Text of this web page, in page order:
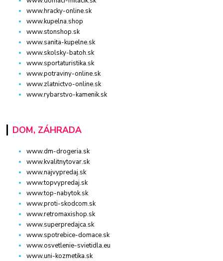
www.hracky-online.sk
www.kupelna.shop
www.stonshop.sk
www.sanita-kupelne.sk
www.skolsky-batoh.sk
www.sportaturistika.sk
www.potraviny-online.sk
www.zlatnictvo-online.sk
www.rybarstvo-kamenik.sk
DOM, ZÁHRADA
www.dm-drogeria.sk
www.kvalitnytovar.sk
www.najvypredaj.sk
www.topvypredaj.sk
www.top-nabytok.sk
www.proti-skodcom.sk
www.retromaxishop.sk
www.superpredajca.sk
www.spotrebice-domace.sk
www.osvetlenie-svietidla.eu
www.uni-kozmetika.sk